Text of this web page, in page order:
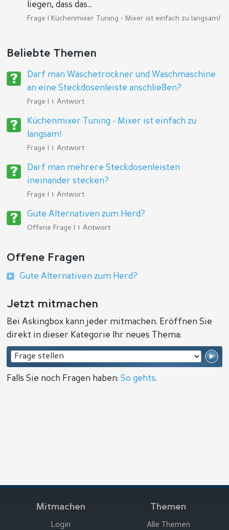
liegen, dass das...
Frage | Küchenmixer Tuning - Mixer ist einfach zu langsam!
Beliebte Themen
Darf man Wäschetrockner und Waschmaschine
an eine Steckdosenleiste anschließen?
Frage | 1 Antwort
Küchenmixer Tuning - Mixer ist einfach zu
langsam!
Frage | 1 Antwort
Darf man mehrere Steckdosenleisten
ineinander stecken?
Frage | 1 Antwort
Gute Alternativen zum Herd?
Offene Frage | 1 Antwort
Offene Fragen
Gute Alternativen zum Herd?
Jetzt mitmachen
Bei Askingbox kann jeder mitmachen. Eröffnen Sie
direkt in dieser Kategorie Ihr neues Thema:
Falls Sie noch Fragen haben:So gehts.
Mitmachen
Login
Themen
Alle Themen